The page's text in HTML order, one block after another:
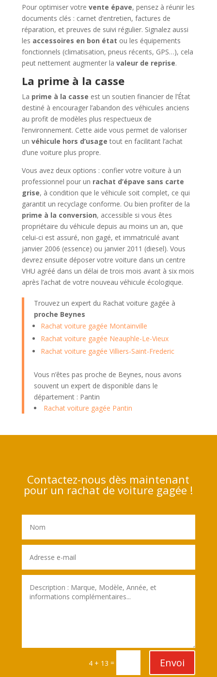
Pour optimiser votre vente épave, pensez à réunir les
documents clés : carnet d’entretien, factures de
réparation, et preuves de suivi régulier. Signalez aussi
les accessoires en bon état ou les équipements
fonctionnels (climatisation, pneus récents, GPS…), cela
peut nettement augmenter la valeur de reprise.
La prime à la casse
La prime à la casse est un soutien financier de l’État
destiné à encourager l’abandon des véhicules anciens
au profit de modèles plus respectueux de
l’environnement. Cette aide vous permet de valoriser
un véhicule hors d’usage tout en facilitant l’achat
d’une voiture plus propre.
Vous avez deux options : confier votre voiture à un
professionnel pour un rachat d’épave sans carte
grise, à condition que le véhicule soit complet, ce qui
garantit un recyclage conforme. Ou bien profiter de la
prime à la conversion, accessible si vous êtes
propriétaire du véhicule depuis au moins un an, que
celui-ci est assuré, non gagé, et immatriculé avant
janvier 2006 (essence) ou janvier 2011 (diesel). Vous
devrez ensuite déposer votre voiture dans un centre
VHU agréé dans un délai de trois mois avant à six mois
après l’achat de votre nouveau véhicule écologique.
Trouvez un expert du Rachat voiture gagée à
proche Beynes
Rachat voiture gagée Montainville
Rachat voiture gagée Neauphle-Le-Vieux
Rachat voiture gagée Villiers-Saint-Frederic
Vous n’êtes pas proche de Beynes, nous avons
souvent un expert de disponible dans le
département : Pantin
Rachat voiture gagée Pantin
Contactez-nous dès maintenant
pour un rachat de voiture gagée !
4 + 13 = Envoi